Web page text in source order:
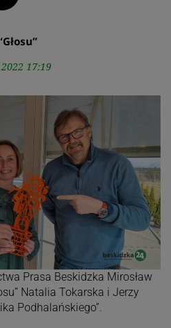
17:19
Prasa Beskidzka Mirosław
Natalia Tokarska i Jerzy
Podhalańskiego”.